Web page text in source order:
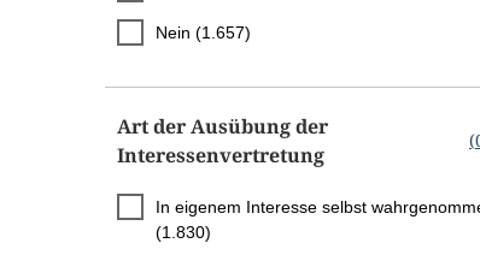
Nein (1.657)
Art der Ausübung der
Interessenvertretung
(
In eigenem Interesse selbst
(1.830)